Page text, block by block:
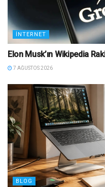
İNTERNET
Elon Musk’ın Wikipedia
7 AĞUSTOS 2026
BLOG